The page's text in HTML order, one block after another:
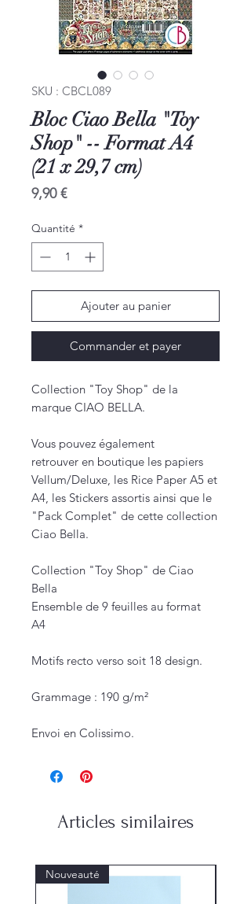
SKU : CBCL089
Bloc Ciao Bella "Toy
Shop" -- Format A4
(21 x 29,7 cm)
9,90 €Prix
Quantité *
Ajouter au panier
Commander et payer
Collection "Toy Shop" de la
marque CIAO BELLA.
Vous pouvez également
retrouver en boutique les papiers
Vellum/Deluxe, les Rice Paper A5 et
A4, les Stickers assortis ainsi que le
"Pack Complet" de cette collection
Ciao Bella.
Collection "Toy Shop" de Ciao
Bella
Ensemble de 9 feuilles au format
A4
Motifs recto verso soit 18 design.
Grammage : 190 g/m²
Envoi en Colissimo.
Articles similaires
Nouveauté